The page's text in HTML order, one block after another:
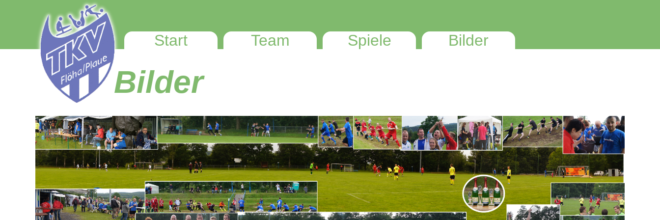
Start Team Spiele Bilder
Bilder